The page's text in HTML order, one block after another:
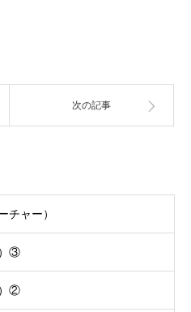
次の記事
チャー）
③
②